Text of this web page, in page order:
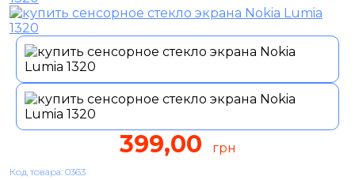
399,00 грн
Код товара: 0363